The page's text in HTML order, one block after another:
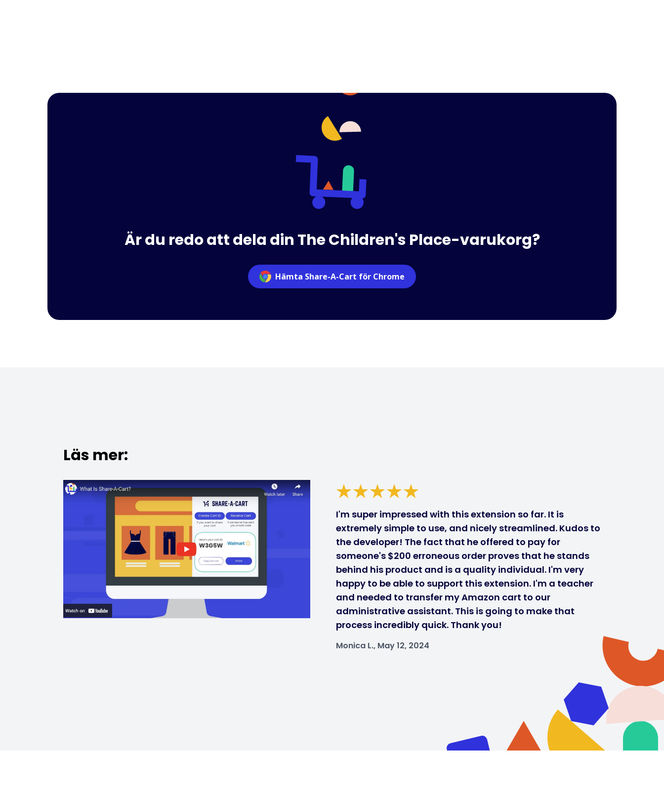
Är du redo att dela din The Children's Place-varukorg?
Hämta Share-A-Cart för Chrome
Läs mer:
I'm super impressed with this extension so far. It is
extremely simple to use, and nicely streamlined. Kudos to
the developer! The fact that he offered to pay for
someone's $200 erroneous order proves that he stands
behind his product and is a quality individual. I'm very
happy to be able to support this extension. I'm a teacher
and needed to transfer my Amazon cart to our
administrative assistant. This is going to make that
process incredibly quick. Thank you!
Monica L., May 12, 2024